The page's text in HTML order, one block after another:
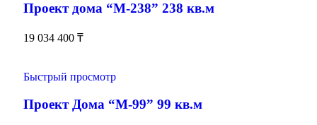
Проект дома “М-238” 238 кв.м
19 034 400 ₸
Быстрый просмотр
Проект Дома “М-99” 99 кв.м